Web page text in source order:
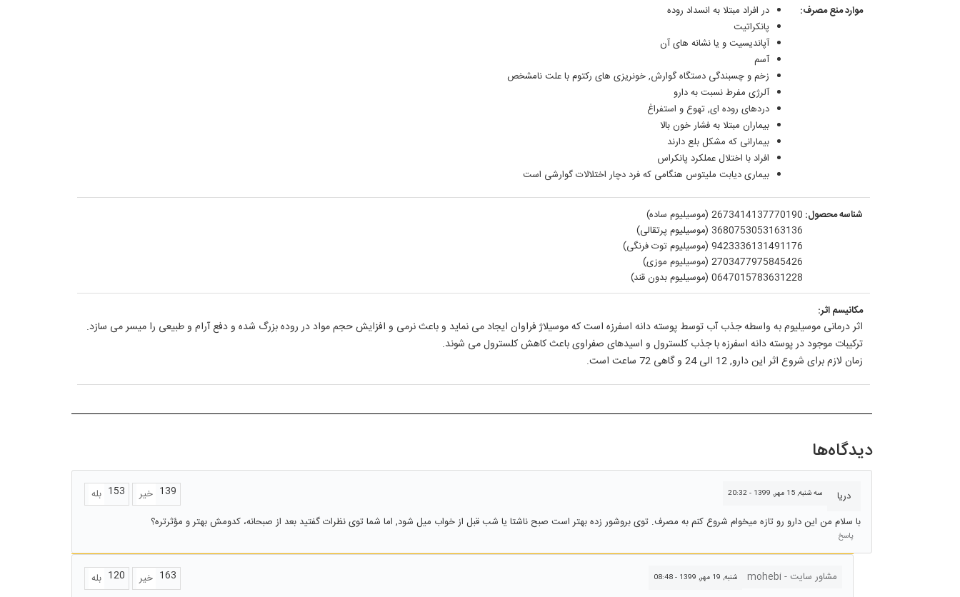
موارد منع مصرف:
در افراد مبتلا به انسداد روده
پانکراتیت
آپاندیسیت و یا نشانه های آن
آسم
زخم و چسبندگی دستگاه گوارش, خونریزی های رکتوم با علت نامشخص
آلرژی مفرط نسبت به دارو
دردهای روده ای, تهوع و استفراغ
بیماران مبتلا به فشار خون بالا
بیمارانی که مشکل بلع دارند
افراد با اختلال عملکرد پانکراس
بیماری دیابت ملیتوس هنگامی که فرد دچار اختلالات گوارشی است
شناسه محصول: 2673414137770190 (موسیلیوم ساده)
3680753053163136 (موسیلیوم پرتقالی)
9423336131491176 (موسیلیوم توت فرنگی)
2703477975845426 (موسیلیوم موزی)
0647015783631228 (موسیلیوم بدون قند)
مکانیسم اثر:
اثر درمانی موسیلیوم به واسطه جذب آب توسط پوسته دانه اسفرزه است که موسیلاژ فراوان ایجاد می نماید و باعث نرمی و افزایش حجم مواد در روده بزرگ شده و دفع آرام و طبیعی را میسر می سازد.
ترکیبات موجود در پوسته دانه اسفرزه با جذب کلسترول و اسیدهای صفراوی باعث کاهش کلسترول می شوند.
زمان لازم برای شروع اثر این دارو, 12 الی 24 و گاهی 72 ساعت است.
دیدگاه‌ها
دریا سه شنبه, 15 مهر, 1399 - 20:32 بله 153 خیر 139
با سلام من این دارو رو تازه میخوام شروع کنم به مصرف. توی بروشور زده بهتر است صبح ناشتا یا شب قبل از خواب میل شود, اما شما توی نظرات گفتید بعد از صبحانه، کدومش بهتر و مؤثرتره؟
پاسخ
مشاور سایت - mohebi شنبه, 19 مهر, 1399 - 08:48 بله 120 خیر 163